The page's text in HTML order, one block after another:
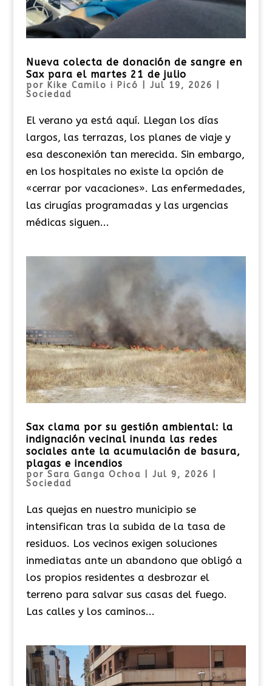
Nueva colecta de donación de sangre en
Sax para el martes 21 de julio
por Kike Camilo i Picó Jul 19, 2026
Sociedad
El verano ya está aquí. Llegan los días
largos, las terrazas, los planes de viaje y
esa desconexión tan merecida. Sin embargo,
en los hospitales no existe la opción de
«cerrar por vacaciones». Las enfermedades,
las cirugías programadas y las urgencias
médicas siguen...
Sax clama por su gestión ambiental: la
indignación vecinal inunda las redes
sociales ante la acumulación de basura,
plagas e incendios
por Sara Ganga Ochoa Jul 9, 2026
Sociedad
Las quejas en nuestro municipio se
intensifican tras la subida de la tasa de
residuos. Los vecinos exigen soluciones
inmediatas ante un abandono que obligó a
los propios residentes a desbrozar el
terreno para salvar sus casas del fuego.
Las calles y los caminos...